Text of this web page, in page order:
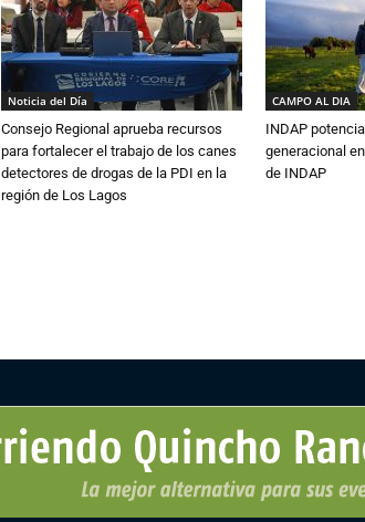
Noticia del Día
Consejo Regional aprueba recursos
para fortalecer el trabajo de los canes
detectores de drogas de la PDI en la
región de Los Lagos
CAMPO AL DIA
INDAP
generacional
de INDAP